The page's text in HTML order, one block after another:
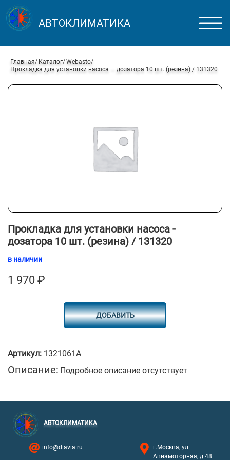
АВТОКЛИМАТИКА
Главная Каталог Webasto
Прокладка для установки насоса — дозатора 10 шт. (резина) / 131320
Прокладка для установки насоса -
дозатора 10 шт. (резина) / 131320
в наличии
1 970 ₽
ДОБАВИТЬ
Артикул: 1321061A
Описание: Подробное описание отсутствует
АВТОКЛИМАТИКА
info@diavia.ru
г.Москва, ул.
Авиамоторная, д.48